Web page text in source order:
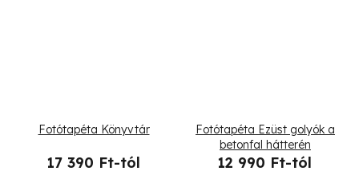
Fotótapéta Könyvtár
17 390 Ft-tól
Fotótapéta Ezüst golyók a
betonfal hátterén
12 990 Ft-tól